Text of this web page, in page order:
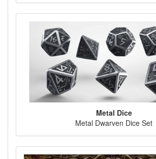
Metal Dice
Metal Dwarven Dice Set